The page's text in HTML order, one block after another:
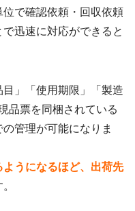
で確認依頼・回収依頼
迅速に対応ができると
」「使用期限」「製造
品票を同梱されている
管理が可能になりま
うになるほど、出荷先